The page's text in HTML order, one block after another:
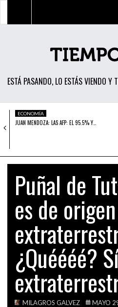
ESTÁ PASANDO, LO ESTÁS VIENDO Y
POLÍTICA
ECONOMÍA
SOCIEDAD
OPINIÓN
ENTRETENIMIENTO
TECH
VIDEOS
ECONOMÍA
JUAN MENDOZA: LAS AFP: EL 95.5% Y…
Puñal de
es de origen
¿Quéééé?
MILAGROS GALVEZ MAYO